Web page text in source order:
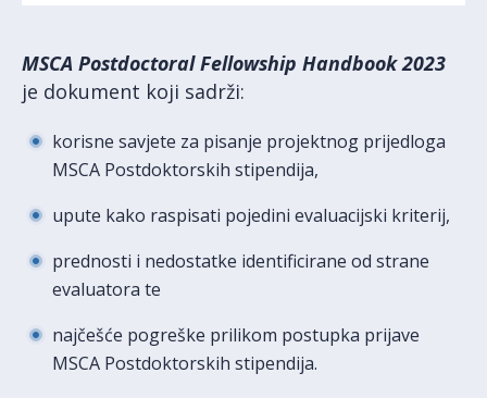
MSCA Postdoctoral Fellowship Handbook 2023
je dokument koji sadrži:
korisne savjete za pisanje projektnog prijedloga
MSCA Postdoktorskih stipendija,
upute kako raspisati pojedini evaluacijski kriterij,
prednosti i nedostatke identificirane od strane
evaluatora te
najčešće pogreške prilikom postupka prijave
MSCA Postdoktorskih stipendija.